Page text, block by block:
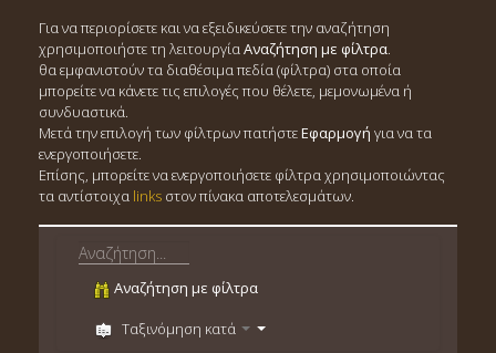
Για να περιορίσετε και να εξειδικεύσετε την αναζήτηση
χρησιμοποιήστε τη λειτουργίαΑναζήτηση με φίλτρα.
θα εμφανιστούν τα διαθέσιμα πεδία (φίλτρα) στα οποία
μπορείτε να κάνετε τις επιλογές που θέλετε, μεμονωμένα ή
συνδυαστικά.
Μετά την επιλογή των φίλτρων πατήστεΕφαρμογή για να τα
ενεργοποιήσετε.
Επίσης, μπορείτε να ενεργοποιήσετε φίλτρα χρησιμοποιώντας
τα αντίστοιχα links στον πίνακα αποτελεσμάτων.
Αναζήτηση με φίλτρα
Ταξινόμηση κατά